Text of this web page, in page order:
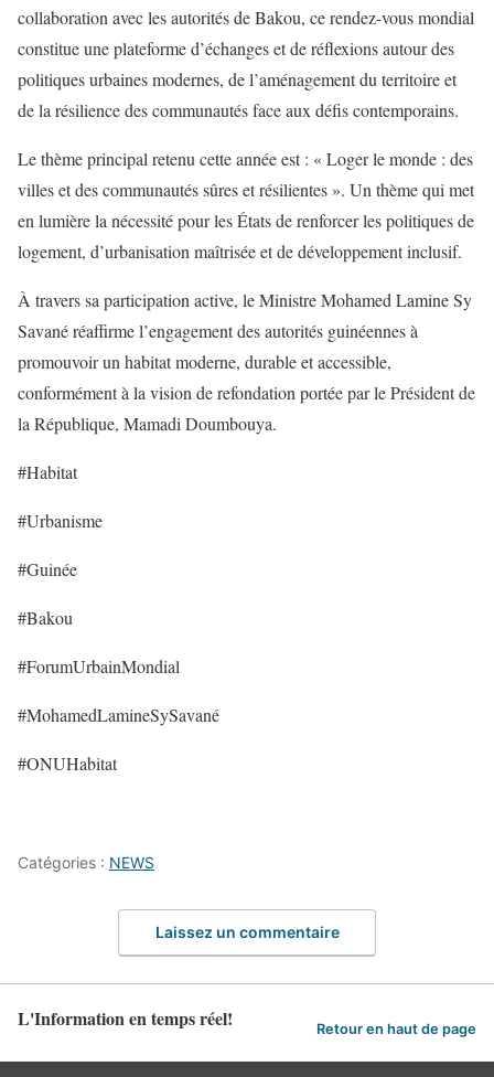
collaboration avec les autorités de Bakou, ce rendez-vous mondial
constitue une plateforme d’échanges et de réflexions autour des
politiques urbaines modernes, de l’aménagement du territoire et
de la résilience des communautés face aux défis contemporains.
Le thème principal retenu cette année est : « Loger le monde : des
villes et des communautés sûres et résilientes ». Un thème qui met
en lumière la nécessité pour les États de renforcer les politiques de
logement, d’urbanisation maîtrisée et de développement inclusif.
À travers sa participation active, le Ministre Mohamed Lamine Sy
Savané réaffirme l’engagement des autorités guinéennes à
promouvoir un habitat moderne, durable et accessible,
conformément à la vision de refondation portée par le Président de
la République, Mamadi Doumbouya.
#Habitat
#Urbanisme
#Guinée
#Bakou
#ForumUrbainMondial
#MohamedLamineSySavané
#ONUHabitat
Catégories : NEWS
Laissez un commentaire
L'Information en temps réel! Retour en haut de page